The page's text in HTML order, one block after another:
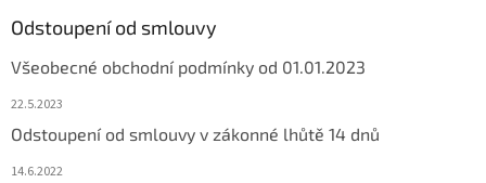
Odstoupení od smlouvy
Všeobecné obchodní podmínky od 01.01.2023
22.5.2023
Odstoupení od smlouvy v zákonné lhůtě 14 dnů
14.6.2022